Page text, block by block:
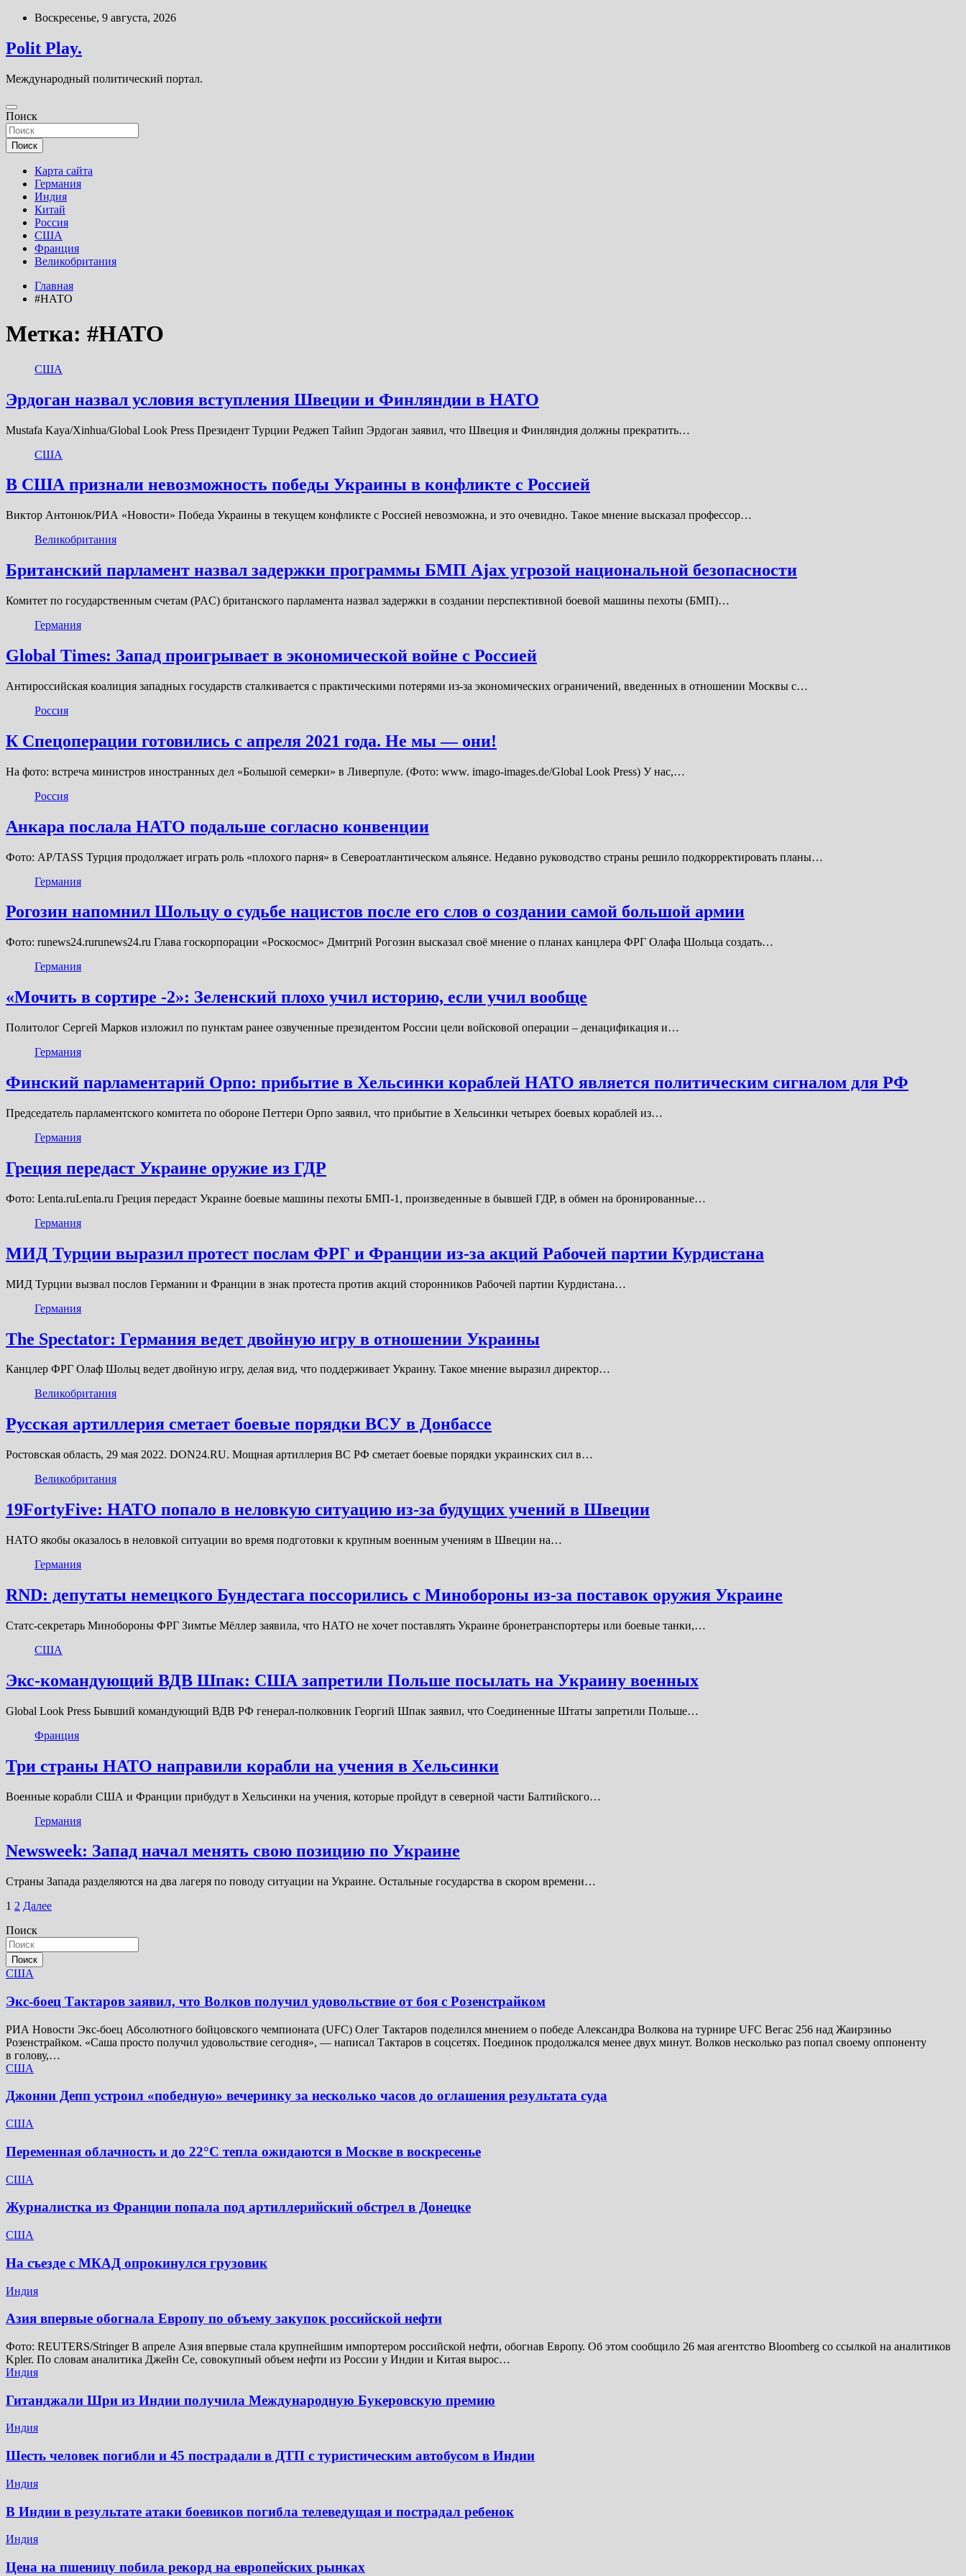
Перейти
содержимому
Воскресенье, 9 августа, 2026
Polit Play.
Международный политический портал.
Поиск
Поиск
Карта сайта
Германия
Индия
Китай
Россия
США
Франция
Великобритания
Главная
#НАТО
Метка: #НАТО
США
Эрдоган назвал условия вступления Швеции и Финляндии в НАТО
Mustafa Kaya/Xinhua/Global Look Press Президент Турции Реджеп Тайип Эрдоган заявил, что Швеция и Финляндия должны прекратить…
США
В США признали невозможность победы Украины в конфликте с Россией
Виктор Антонюк/РИА «Новости» Победа Украины в текущем конфликте с Россией невозможна, и это очевидно. Такое мнение высказал профессор…
Великобритания
Британский парламент назвал задержки программы БМП Ajax угрозой национальной безопасности
Комитет по государственным счетам (PAС) британского парламента назвал задержки в создании перспективной боевой машины пехоты (БМП)…
Германия
Global Times: Запад проигрывает в экономической войне с Россией
Антироссийская коалиция западных государств сталкивается с практическими потерями из-за экономических ограничений, введенных в отношении Москвы с…
Россия
К Спецоперации готовились с апреля 2021 года. Не мы — они!
На фото: встреча министров иностранных дел «Большой семерки» в Ливерпуле. (Фото: www. imago-images.de/Global Look Press) У нас,…
Россия
Анкара послала НАТО подальше согласно конвенции
Фото: AP/TASS Турция продолжает играть роль «плохого парня» в Североатлантическом альянсе. Недавно руководство страны решило подкорректировать планы…
Германия
Рогозин напомнил Шольцу о судьбе нацистов после его слов о создании самой большой армии
Фото: runews24.rurunews24.ru Глава госкорпорации «Роскосмос» Дмитрий Рогозин высказал своё мнение о планах канцлера ФРГ Олафа Шольца создать…
Германия
«Мочить в сортире -2»: Зеленский плохо учил историю, если учил вообще
Политолог Сергей Марков изложил по пунктам ранее озвученные президентом России цели войсковой операции – денацификация и…
Германия
Финский парламентарий Орпо: прибытие в Хельсинки кораблей НАТО является политическим сигналом для РФ
Председатель парламентского комитета по обороне Петтери Орпо заявил, что прибытие в Хельсинки четырех боевых кораблей из…
Германия
Греция передаст Украине оружие из ГДР
Фото: Lenta.ruLenta.ru Греция передаст Украине боевые машины пехоты БМП-1, произведенные в бывшей ГДР, в обмен на бронированные…
Германия
МИД Турции выразил протест послам ФРГ и Франции из-за акций Рабочей партии Курдистана
МИД Турции вызвал послов Германии и Франции в знак протеста против акций сторонников Рабочей партии Курдистана…
Германия
The Spectator: Германия ведет двойную игру в отношении Украины
Канцлер ФРГ Олаф Шольц ведет двойную игру, делая вид, что поддерживает Украину. Такое мнение выразил директор…
Великобритания
Русская артиллерия сметает боевые порядки ВСУ в Донбассе
Ростовская область, 29 мая 2022. DON24.RU. Мощная артиллерия ВС РФ сметает боевые порядки украинских сил в…
Великобритания
19FortyFive: НАТО попало в неловкую ситуацию из-за будущих учений в Швеции
НАТО якобы оказалось в неловкой ситуации во время подготовки к крупным военным учениям в Швеции на…
Германия
RND: депутаты немецкого Бундестага поссорились с Минобороны из-за поставок оружия Украине
Статс-секретарь Минобороны ФРГ Зимтье Мёллер заявила, что НАТО не хочет поставлять Украине бронетранспортеры или боевые танки,…
США
Экс-командующий ВДВ Шпак: США запретили Польше посылать на Украину военных
Global Look Press Бывший командующий ВДВ РФ генерал-полковник Георгий Шпак заявил, что Соединенные Штаты запретили Польше…
Франция
Три страны НАТО направили корабли на учения в Хельсинки
Военные корабли США и Франции прибудут в Хельсинки на учения, которые пройдут в северной части Балтийского…
Германия
Newsweek: Запад начал менять свою позицию по Украине
Страны Запада разделяются на два лагеря по поводу ситуации на Украине. Остальные государства в скором времени…
Пагинация
записей
1 2 Далее
Поиск
Поиск
США
Экс-боец Тактаров заявил, что Волков получил удовольствие от боя с Розенстрайком
РИА Новости Экс-боец Абсолютного бойцовского чемпионата (UFC) Олег Тактаров поделился мнением о победе Александра Волкова на турнире UFC Вегас 256 над Жаирзиньо
Розенстрайком. «Саша просто получил удовольствие сегодня», — написал Тактаров в соцсетях. Поединок продолжался менее двух минут. Волков несколько раз попал своему оппоненту
в голову,…
США
Джонни Депп устроил «победную» вечеринку за несколько часов до оглашения результата суда
США
Переменная облачность и до 22°C тепла ожидаются в Москве в воскресенье
США
Журналистка из Франции попала под артиллерийский обстрел в Донецке
США
На съезде с МКАД опрокинулся грузовик
Индия
Азия впервые обогнала Европу по объему закупок российской нефти
Фото: REUTERS/Stringer В апреле Азия впервые стала крупнейшим импортером российской нефти, обогнав Европу. Об этом сообщило 26 мая агентство Bloomberg со ссылкой на аналитиков
Kpler. По словам аналитика Джейн Се, совокупный объем нефти из России у Индии и Китая вырос…
Индия
Гитанджали Шри из Индии получила Международную Букеровскую премию
Индия
Шесть человек погибли и 45 пострадали в ДТП с туристическим автобусом в Индии
Индия
В Индии в результате атаки боевиков погибла телеведущая и пострадал ребенок
Индия
Цена на пшеницу побила рекорд на европейских рынках